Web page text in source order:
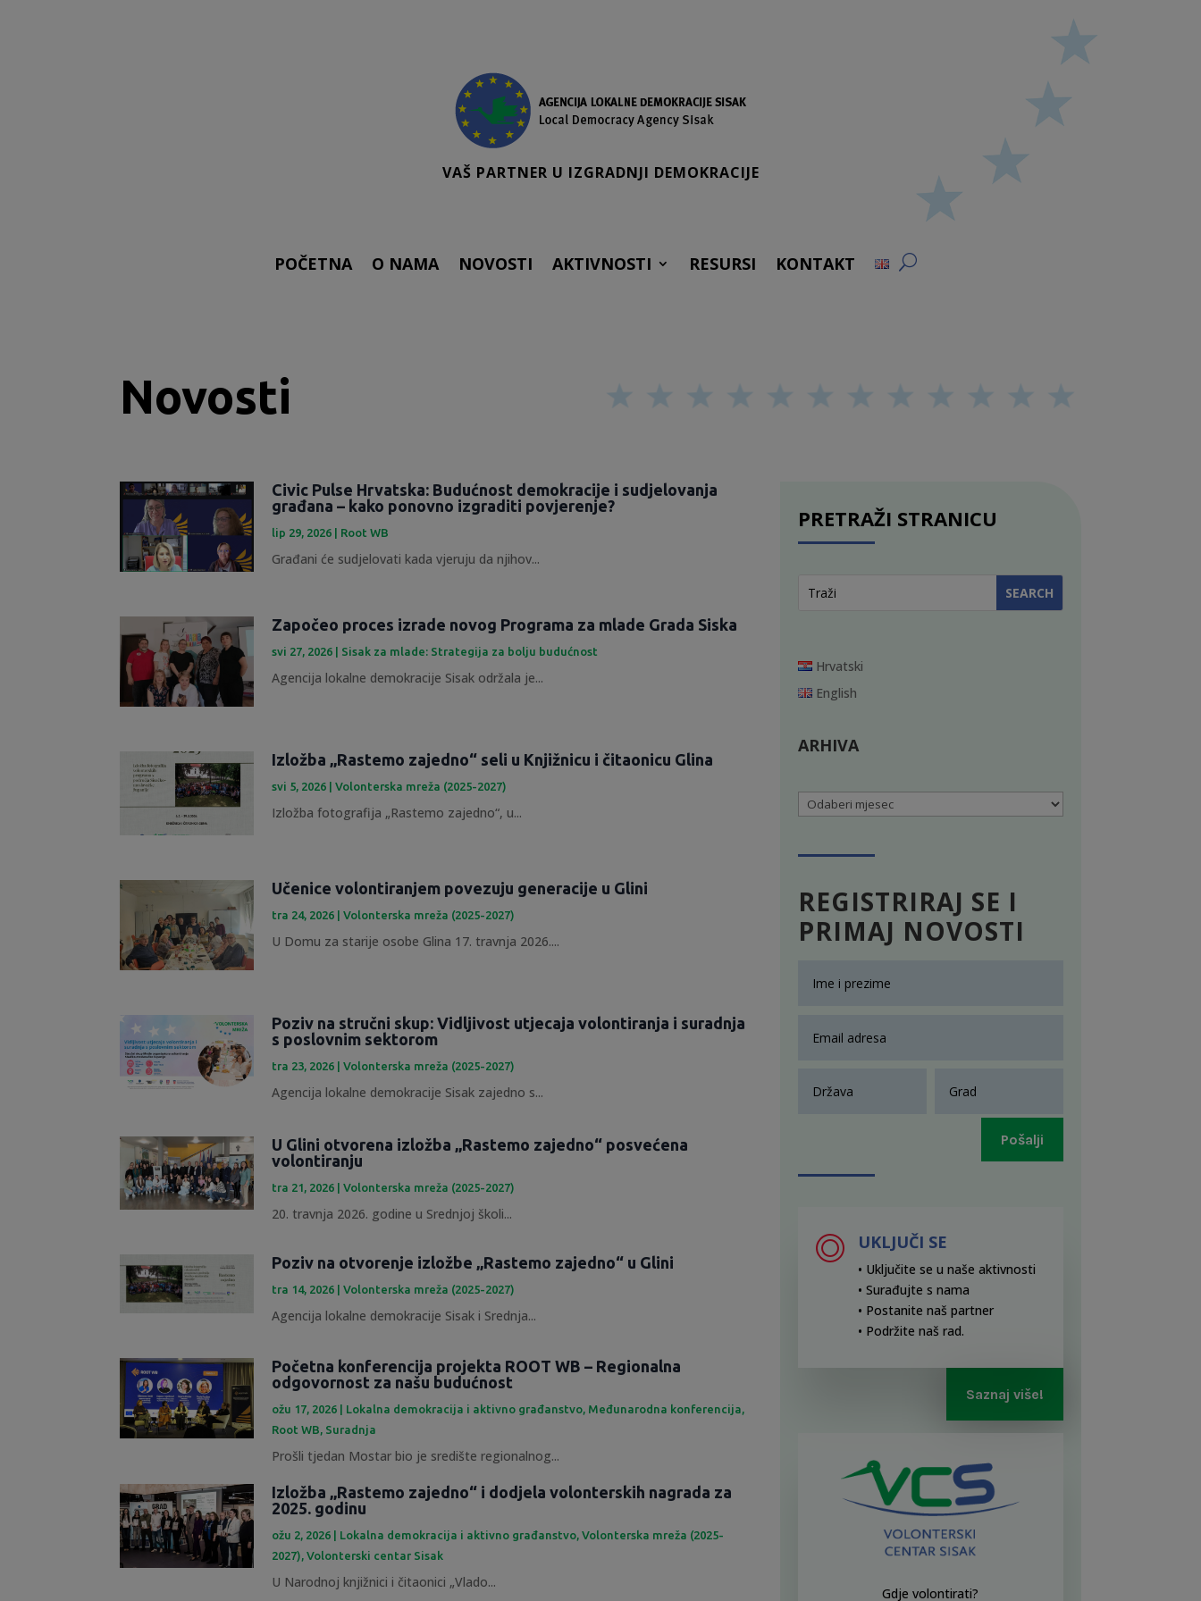
VAŠ PARTNER U IZGRADNJI DEMOKRACIJE
POČETNA O NAMA NOVOSTI AKTIVNOSTI RESURSI KONTAKT
Novosti
Civic Pulse Hrvatska: Budućnost demokracije i sudjelovanja
građana – kako ponovno izgraditi povjerenje?
lip 29, 2026 | Root WB
Građani će sudjelovati kada vjeruju da njihov...
Započeo proces izrade novog Programa za mlade Grada Siska
svi 27, 2026 | Sisak za mlade: Strategija za bolju budućnost
Agencija lokalne demokracije Sisak održala je...
Izložba „Rastemo zajedno“ seli u Knjižnicu i čitaonicu Glina
svi 5, 2026 |Volonterska mreža (2025-2027)
Izložba fotografija „Rastemo zajedno“, u...
Učenice volontiranjem povezuju generacije u Glini
tra 24, 2026 |Volonterska mreža (2025-2027)
U Domu za starije osobe Glina 17. travnja 2026....
Poziv na stručni skup: Vidljivost utjecaja volontiranja i suradnja
s poslovnim sektorom
tra 23, 2026 |Volonterska mreža (2025-2027)
Agencija lokalne demokracije Sisak zajedno s...
U Glini otvorena izložba „Rastemo zajedno“ posvećena
volontiranju
tra 21, 2026 |Volonterska mreža (2025-2027)
20. travnja 2026. godine u Srednjoj školi...
Poziv na otvorenje izložbe „Rastemo zajedno“ u Glini
tra 14, 2026 |Volonterska mreža (2025-2027)
Agencija lokalne demokracije Sisak i Srednja...
Početna konferencija projekta ROOT WB – Regionalna
odgovornost za našu budućnost
ožu 17, 2026 | Lokalna demokracija i aktivno građanstvo Međunarodna konferencija
Root WB Suradnja
Prošli tjedan Mostar bio je središte regionalnog...
Izložba „Rastemo zajedno“ i dodjela volonterskih nagrada za
2025. godinu
ožu 2, 2026 | Lokalna demokracija i aktivno građanstvo ,Volonterska mreža (2025-
2027) ,Volonterski centar Sisak
U Narodnoj knjižnici i čitaonici „Vlado...
PRETRAŽI STRANICU
Hrvatski
English
ARHIVA
Arhiva
REGISTRIRAJ SE I
PRIMAJ NOVOSTI
Pošalji
UKLJUČI SE
• Uključite se u naše aktivnosti
• Surađujte s nama
• Postanite naš partner
• Podržite naš rad.
Saznaj više!
Gdje volontirati?